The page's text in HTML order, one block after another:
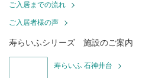
ご入居までの流れ
ご入居者様の声
寿らいふシリーズ 施設のご案内
寿らいふ 石神井台